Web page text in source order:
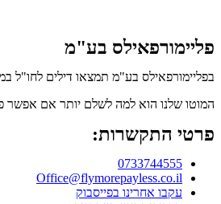
פליימורפאילס בע"מ
בפליימורפאילס בע"מ תמצאו דילים לחו"ל
המוטו שלנו הוא למה לשלם יותר אם אפשר
פרטי התקשרות:
0733744555
Office@flymorepayless.co.il
עקבו אחרינו בפייסבוק